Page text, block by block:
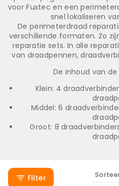
voor Fuxtec en een
snel lokaliseren
De perimeterdraad
verschillende formaten. Zo
reparatie sets. In alle
van draadpennen,
De inhoud van
Klein: 4
Middel: 6
Groot: 8
Filter